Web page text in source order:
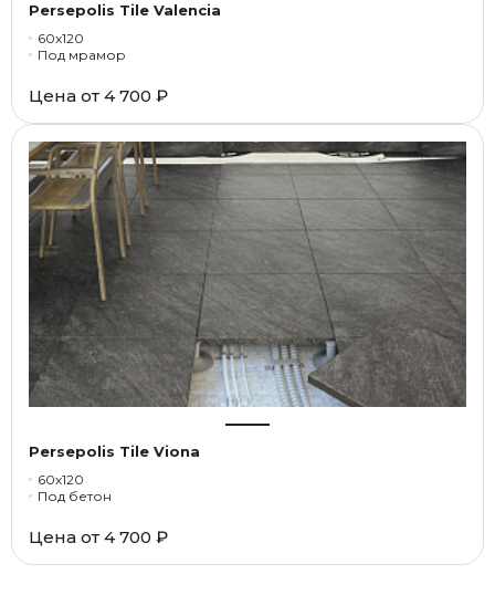
Persepolis Tile Valencia
60x120
Под мрамор
Цена от 4 700 ₽
Persepolis Tile Viona
60x120
Под бетон
Цена от 4 700 ₽